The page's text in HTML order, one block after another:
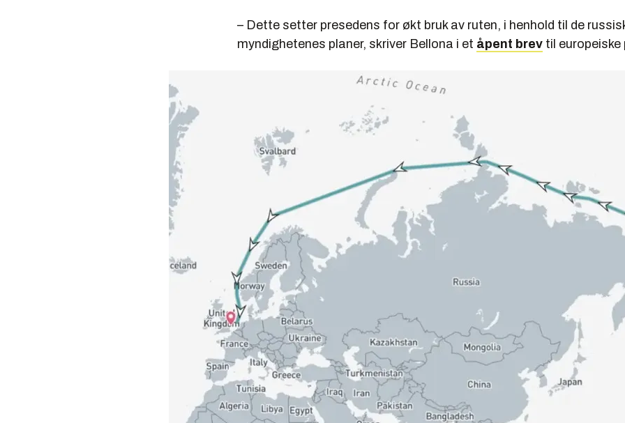
– Dette setter presedens for økt bruk av ruten, i henhold til de
myndighetenes planer, skriver Bellona i et åpent brev til europeiske